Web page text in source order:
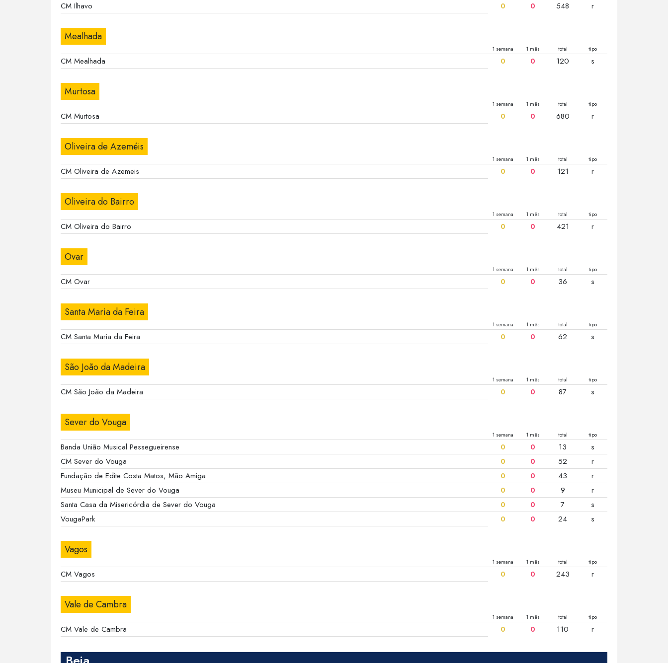
CM Ilhavo 0 0 548 r
Mealhada
1 semana 1 mês total tipo
CM Mealhada 0 0 120 s
Murtosa
1 semana 1 mês total tipo
CM Murtosa 0 0 680 r
Oliveira de Azeméis
1 semana 1 mês total tipo
CM Oliveira de Azemeis 0 0 121 r
Oliveira do Bairro
1 semana 1 mês total tipo
CM Oliveira do Bairro 0 0 421 r
Ovar
1 semana 1 mês total tipo
CM Ovar 0 0 36 s
Santa Maria da Feira
1 semana 1 mês total tipo
CM Santa Maria da Feira 0 0 62 s
São João da Madeira
1 semana 1 mês total tipo
CM São João da Madeira 0 0 87 s
Sever do Vouga
1 semana 1 mês total tipo
Banda União Musical Pessegueirense 0 0 13
s
CM Sever do Vouga
0 0 52
r
Fundação de Edite Costa Matos, Mão Amiga
0 0 43
r
Museu Municipal de Sever do Vouga
0 0 9
r
Santa Casa da Misericórdia de Sever do Vouga
0 0 7
s
VougaPark
0 0 24 s
Vagos
1 semana 1 mês total tipo
CM Vagos 0 0 243 r
Vale de Cambra
1 semana 1 mês total tipo
CM Vale de Cambra 0 0 110 r